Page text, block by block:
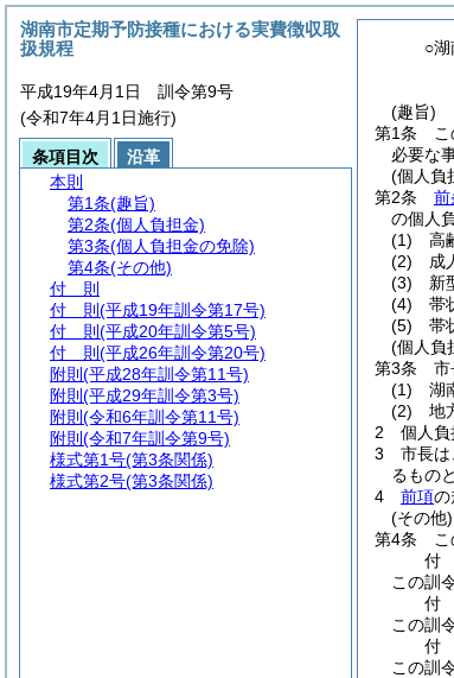
○
(趣旨)
第1条
必要な
(個人負
第2条
前
の個人
(1)
高
(2)
成
(3)
新
(4)
帯
(5)
帯
(個人負
第3条
市
(1)
湖
(2)
地
2
個人
3
市長は
るもの
4
前項の
(その他)
第4条
付
この訓
付
この訓
付
この訓
湖南市定期予防接種における実費徴収取
扱規程
平成19年4月1日 訓令第9号
(令和7年4月1日施行)
条項目次
沿革
本則
第1条(趣旨)
第2条(個人負担金)
第3条(個人負担金の免除)
第4条(その他)
付 則
付 則 (平成19年訓令第17号)
付 則 (平成20年訓令第5号)
付 則 (平成26年訓令第20号)
附則 (平成28年訓令第11号)
附則 (平成29年訓令第3号)
附則 (令和6年訓令第11号)
附則 (令和7年訓令第9号)
様式第1号(第3条関係)
様式第2号(第3条関係)